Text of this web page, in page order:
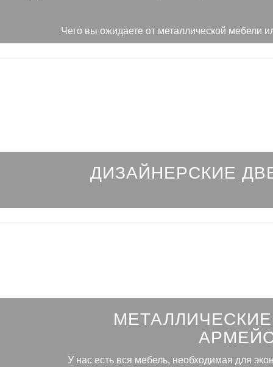
Чего вы ожидаете от металлической мебели
ДИЗАЙНЕРСКИЕ
У нас есть вся мебель, необходимая для